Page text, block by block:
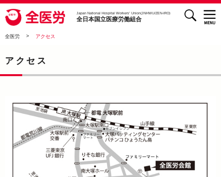
全医労 - 全日本国立医療労働組合 -
Japan National Hospital Workers’ Union(JNHWU/ZEN-IRO)
全日本国立医療労働組合
検索
全医労 > アクセス
アクセス